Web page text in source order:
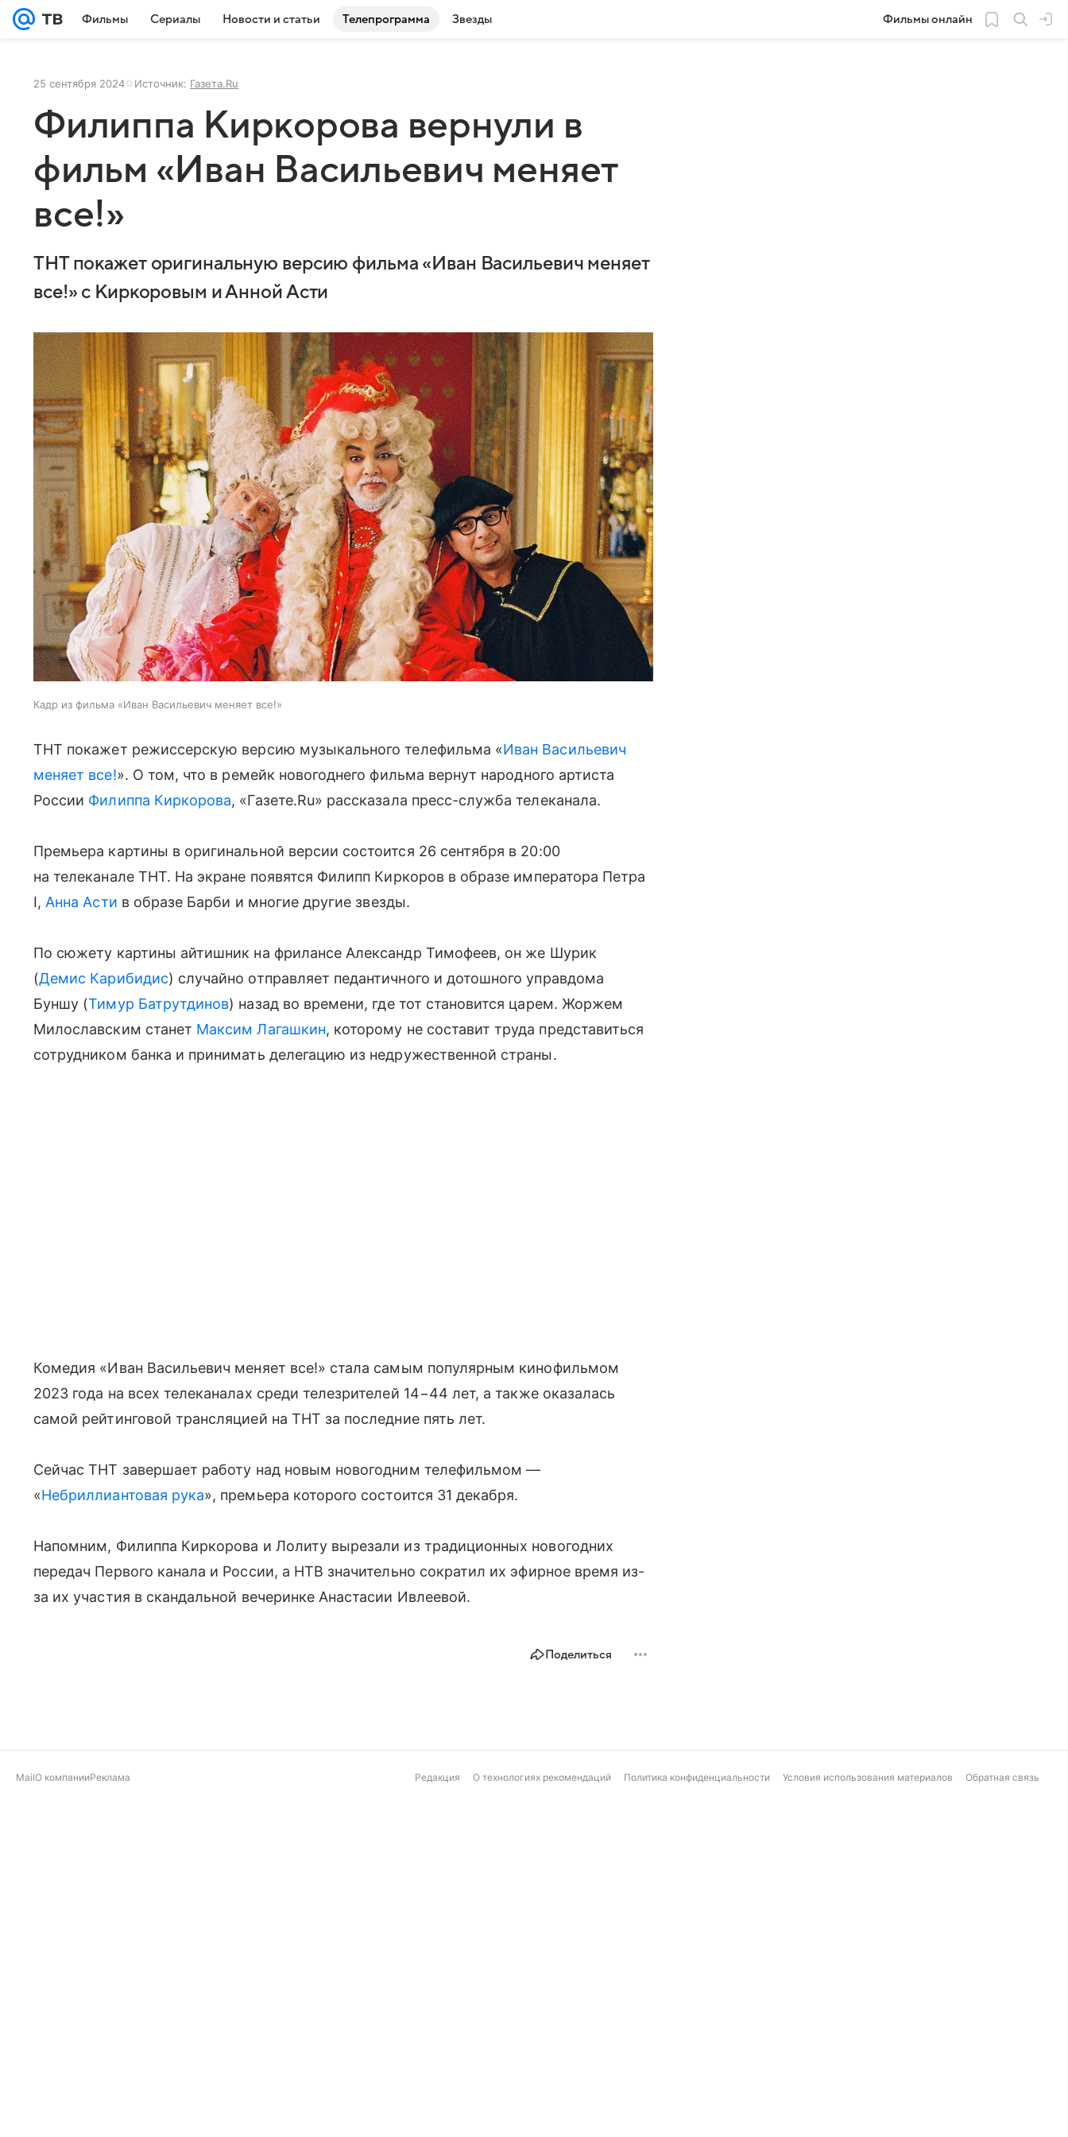
Фильмы Сериалы Новости и статьи Телепрограмма Звезды Фильмы онлайн
25 сентября 2024 Источник: Газета.Ru
Филиппа Киркорова вернули в
фильм «Иван Васильевич меняет
все!»
ТНТ покажет оригинальную версию фильма «Иван Васильевич меняет
все!» с Киркоровым и Анной Асти
Кадр из фильма «Иван Васильевич меняет все!»
ТНТ покажет режиссерскую версию музыкального телефильма «Иван Васильевич
меняет все!». О том, что в ремейк новогоднего фильма вернут народного артиста
России Филиппа Киркорова, «Газете.Ru» рассказала пресс-служба телеканала.
Премьера картины в оригинальной версии состоится 26 сентября в 20:00
на телеканале ТНТ. На экране появятся Филипп Киркоров в образе императора Петра
I, Анна Асти в образе Барби и многие другие звезды.
По сюжету картины айтишник на фрилансе Александр Тимофеев, он же Шурик
(Демис Карибидис) случайно отправляет педантичного и дотошного управдома
Буншу (Тимур Батрутдинов) назад во времени, где тот становится царем. Жоржем
Милославским станет Максим Лагашкин, которому не составит труда представиться
сотрудником банка и принимать делегацию из недружественной страны.
Комедия «Иван Васильевич меняет все!» стала самым популярным кинофильмом
2023 года на всех телеканалах среди телезрителей 14−44 лет, а также оказалась
самой рейтинговой трансляцией на ТНТ за последние пять лет.
Сейчас ТНТ завершает работу над новым новогодним телефильмом —
«Небриллиантовая рука», премьера которого состоится 31 декабря.
Напомним, Филиппа Киркорова и Лолиту вырезали из традиционных новогодних
передач Первого канала и России, а НТВ значительно сократил их эфирное время из-
за их участия в скандальной вечеринке Анастасии Ивлеевой.
Поделиться
MailО компанииРеклама Редакция О технологиях рекомендаций Политика конфиденциальности Условия использования материалов Обратная связь